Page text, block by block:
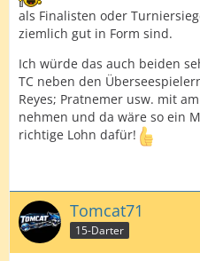
als Finalisten oder
ziemlich gut in Form sind.
Ich würde das auch beiden
TC neben den
Reyes; Pratnemer usw. mit
nehmen und da wäre so ein
richtige Lohn dafür!
Tomcat71
15-Darter